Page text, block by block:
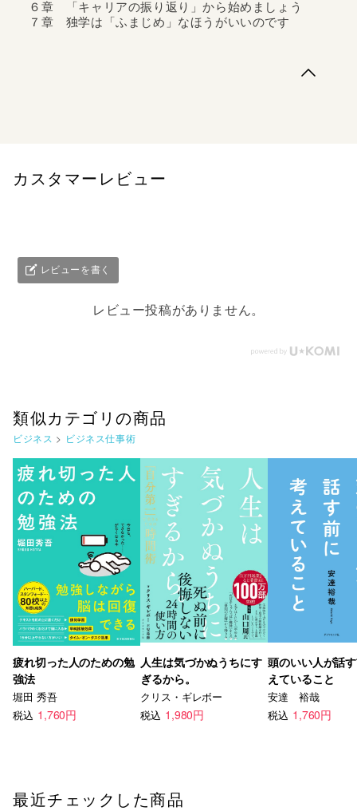
けを集めました。 会社や世間から嫌々や...
６章 「キャリアの振り返り」から始めましょう
７章 独学は「ふまじめ」なほうがいいのです
カスタマーレビュー
レビューを書く
レビュー投稿がありません。
類似カテゴリの商品
ビジネス > ビジネス仕事術
疲れ切った人のための勉
強法
堀田 秀吾
税込 1,760円
人生は気づかぬうちにす
ぎるから。
クリス・ギレボー
税込 1,980円
頭のいい人が話
えていること
安達 裕哉
税込 1,760円
最近チェックした商品